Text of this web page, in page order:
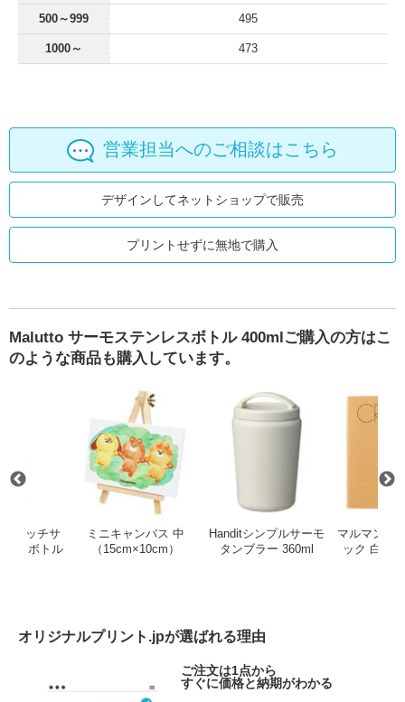
500～999 495
1000～ 473
営業担当へのご相談はこちら
デザインしてネットショップで販売
プリントせずに無地で購入
Malutto サーモステンレスボトル 400mlご購入の方はこ
のような商品も購入しています。
真空断熱ケータイマグ JNL-S500
タッチサ
レスボトル
Malutto ワンタッチサーモステンレスボトル 420ml
ミニキャンバス 中
（15cm×10cm）
ミニキャンバス 中（15cm×10cm）
Handitシンプルサーモ
タンブラー 360ml
Handitシン
マルマン ク
ック 白ク
オリジナルプリント.jpが選ばれる理由
ご注文は1点から
すぐに価格と納期がわかる